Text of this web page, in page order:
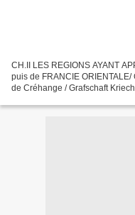
CH.II LES REGIONS AYANT
puis de FRANCIE
de Créhange / Grafschaft